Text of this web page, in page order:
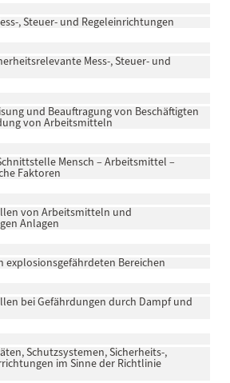
, Steuer- und Regeleinrichtungen
Mess-, Steuer- und
und Beauftragung von Beschäftigten
von Arbeitsmitteln
Mensch – Arbeitsmittel –
Faktoren
von Arbeitsmitteln und
Anlagen
explosionsgefährdeten Bereichen
bei Gefährdungen durch Dampf und
Schutzsystemen, Sicherheits-,
im Sinne der Richtlinie